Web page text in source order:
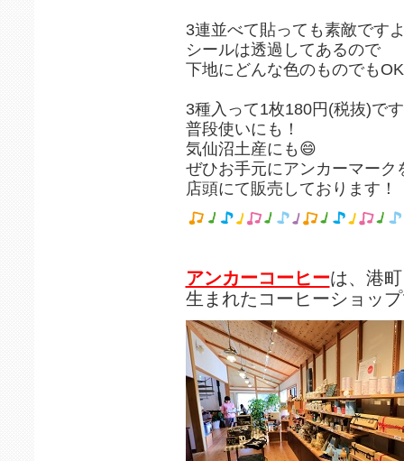
3連並べて貼っても素敵です
シールは透過してあるので
3種入って1枚180円(税抜)で
普段使いにも！
気仙沼土産にも😄
ぜひお手元にアンカーマーク
店頭にて販売しております！
アンカーコーヒーは、港
生まれたコーヒーショッ